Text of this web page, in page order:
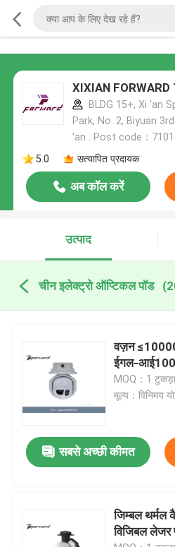
XIXIAN FORWARD
BLDG 15+, Xi 'an
Park, No. 2, Biyuan
'an . Post code：
5.0
सत्यापित प्रदायक
अब कॉल करें
उत्पाद
चीन इलेक्ट्रो ऑप्टिकल पॉड
वज़न
ईगल-
MOQ：1 टुकड़ा
मूल्य：विनिमय
सबसे अच्छी कीमत
जिम्बल थर्मल
विजिबल